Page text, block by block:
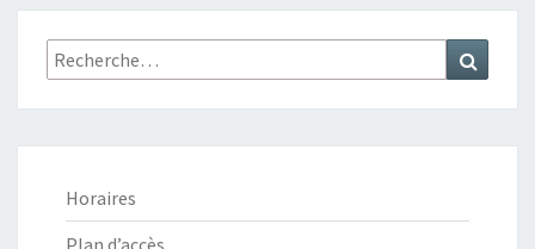
Recherche
:
Horaires
Plan d’accès